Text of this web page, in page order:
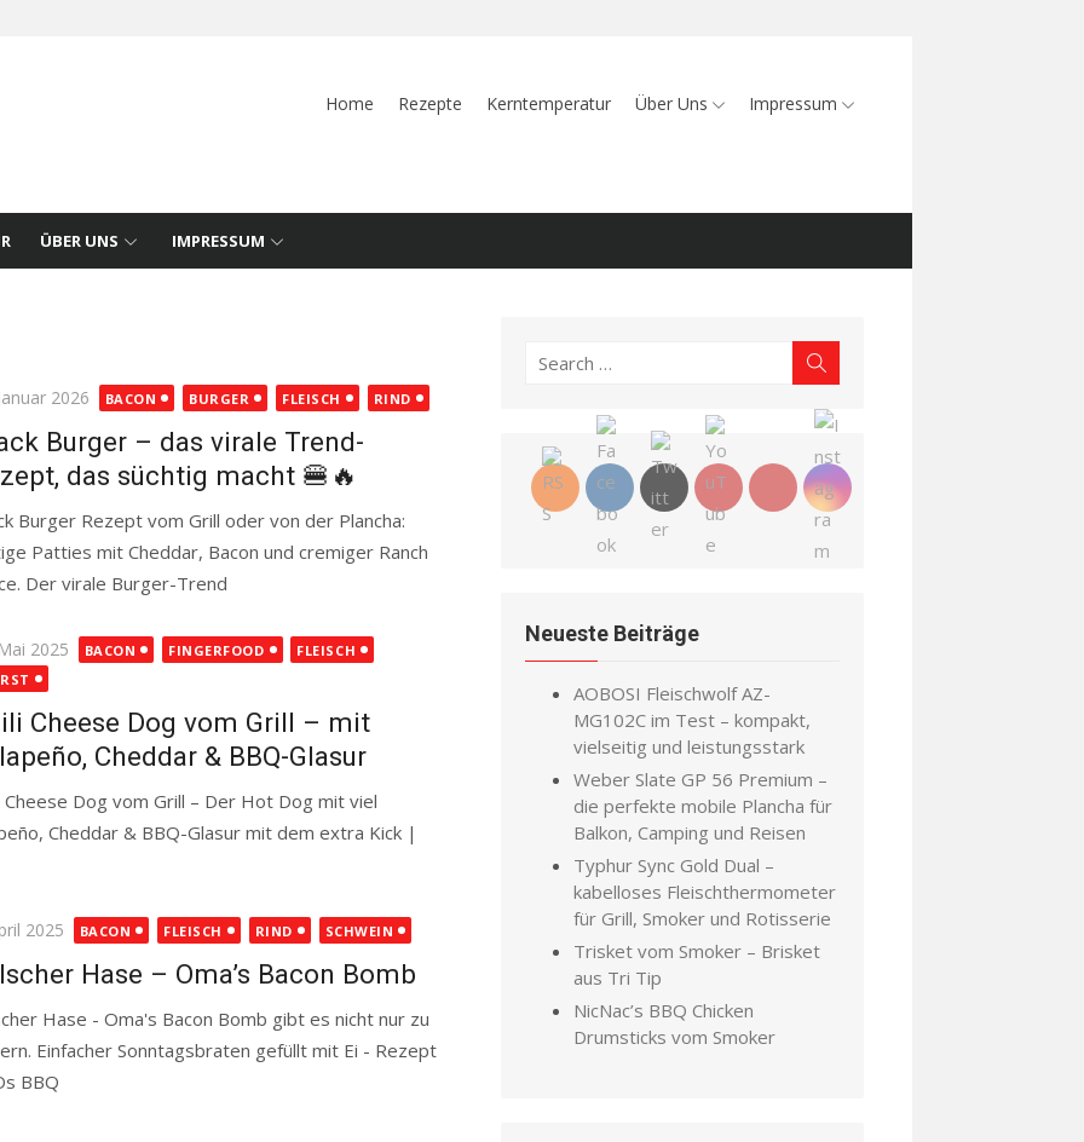
Home Rezepte Kerntemperatur Über Uns Impressum
ÜBER UNS IMPRESSUM
2026 BACON BURGER FLEISCH RIND
Burger – das virale Trend-
das süchtig macht 🍔🔥
Burger Rezept vom Grill oder von der Plancha:
Patties mit Cheddar, Bacon und cremiger Ranch
Der virale Burger-Trend
2025 BACON FINGERFOOD
FLEISCH
Cheese Dog vom Grill – mit
Cheddar & BBQ-Glasur
Cheese Dog vom Grill – Der Hot Dog mit viel
Cheddar & BBQ-Glasur mit dem extra Kick |
2025 BACON FLEISCH RIND SCHWEIN
Hase – Oma’s Bacon Bomb
Hase - Oma's Bacon Bomb gibt es nicht nur zu
Einfacher Sonntagsbraten gefüllt mit Ei - Rezept
BBQ
Search
Neueste Beiträge
AOBOSI Fleischwolf AZ-
MG102C im Test – kompakt,
vielseitig und leistungsstark
Weber Slate GP 56 Premium –
die perfekte mobile Plancha für
Balkon, Camping und Reisen
Typhur Sync Gold Dual –
kabelloses Fleischthermometer
für Grill, Smoker und Rotisserie
Trisket vom Smoker – Brisket
aus Tri Tip
NicNac’s BBQ Chicken
Drumsticks vom Smoker